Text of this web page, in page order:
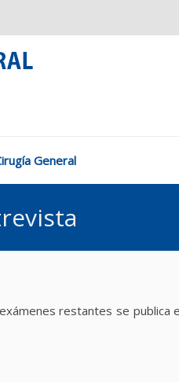
General
restantes se publica